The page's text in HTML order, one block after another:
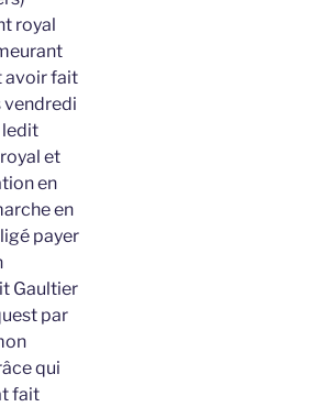
royal
avoir fait
vendredi
ledit
et
en
en
payer
Gaultier
par
qui
fait